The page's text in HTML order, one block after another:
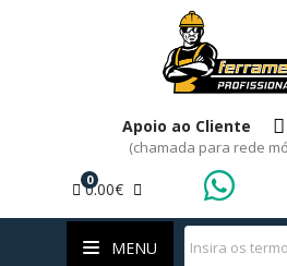
Apoio ao Cliente
(chamada para rede
0
0.00€
MENU